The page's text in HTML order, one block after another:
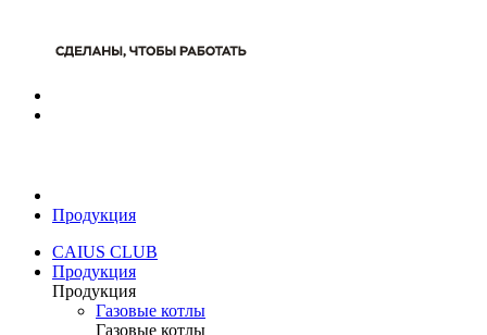
Продукция
CAIUS CLUB
Продукция
Продукция
Газовые котлы
Газовые котлы